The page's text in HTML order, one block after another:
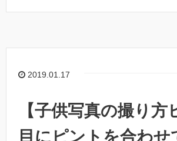
2019.01.17
【子供写真の撮り方
目にピントを合わせ